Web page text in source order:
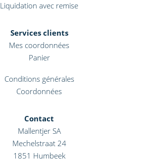
Liquidation avec remise
Services clients
Mes coordonnées
Panier
Conditions générales
Coordonnées
Contact
Mallentjer SA
Mechelstraat 24
1851 Humbeek